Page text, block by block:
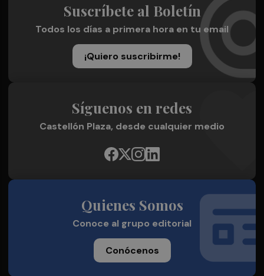
Suscríbete al Boletín
Todos los días a primera hora en tu email
¡Quiero suscribirme!
Síguenos en redes
Castellón Plaza, desde cualquier medio
Quienes Somos
Conoce al grupo editorial
Conócenos